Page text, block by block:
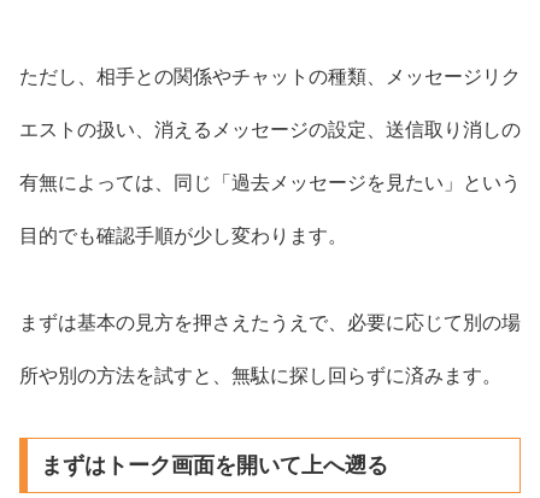
ただし、相手との関係やチャットの種類、メッセージリク
エストの扱い、消えるメッセージの設定、送信取り消しの
有無によっては、同じ「過去メッセージを見たい」という
目的でも確認手順が少し変わります。
まずは基本の見方を押さえたうえで、必要に応じて別の場
所や別の方法を試すと、無駄に探し回らずに済みます。
まずはトーク画面を開いて上へ遡る